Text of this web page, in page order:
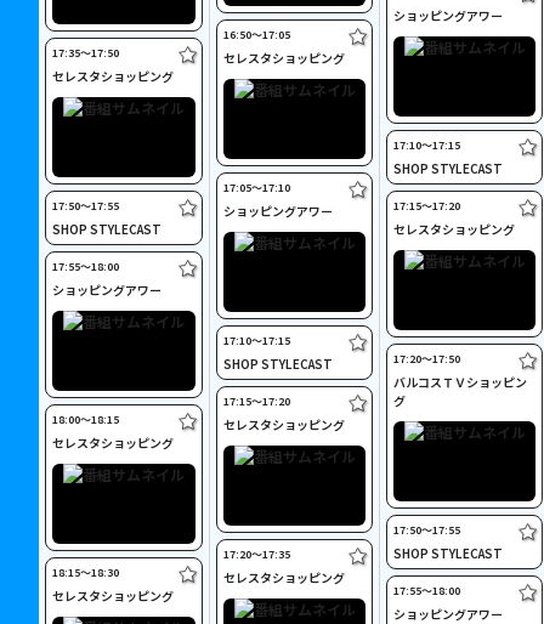
17:35〜17:50
セレスタショッピング
17:50〜17:55
SHOP STYLECAST
17:55〜18:00
ショッピングアワー
18:00〜18:15
セレスタショッピング
18:15〜18:30
セレスタショッピング
16:50〜17:05
セレスタショッピング
17:05〜17:10
ショッピングアワー
17:10〜17:15
SHOP STYLECAST
17:15〜17:20
セレスタショッピング
17:20〜17:35
セレスタショッピング
ショッピングアワー
17:10〜17:15
SHOP STYLECAST
17:15〜17:20
セレスタショッピング
17:20〜17:50
バルコスＴＶショッピン
グ
17:50〜17:55
SHOP STYLECAST
17:55〜18:00
ショッピングアワー